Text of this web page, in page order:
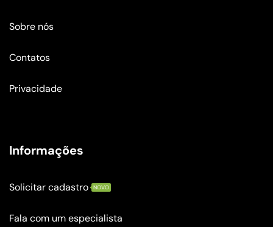
Sobre nós
Contatos
Privacidade
Informações
Solicitar cadastro NOVO
Fala com um especialista